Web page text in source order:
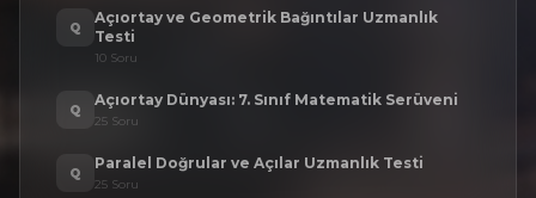
Q
Açıortay ve Geometrik Bağıntılar Uzmanlık
Testi
10 Soru
Q
Açıortay Dünyası: 7. Sınıf Matematik Serüveni
25 Soru
Q
Paralel Doğrular ve Açılar Uzmanlık Testi
25 Soru